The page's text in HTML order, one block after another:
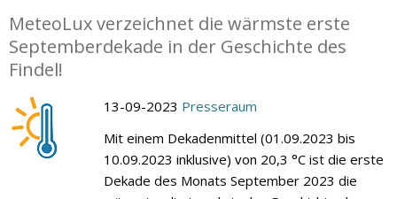
MeteoLux verzeichnet die wärmste erste
Septemberdekade in der Geschichte des
Findel!
13-09-2023 Presseraum
Mit einem Dekadenmittel (01.09.2023 bis
10.09.2023 inklusive) von 20,3 °C ist die erste
Dekade des Monats September 2023 die